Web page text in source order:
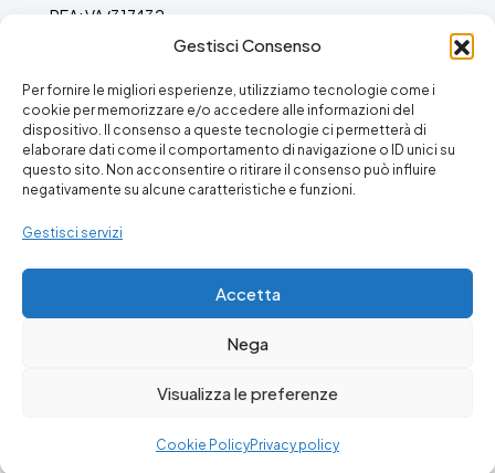
Gestisci Consenso
Per fornire le migliori esperienze, utilizziamo tecnologie come i
cookie per memorizzare e/o accedere alle informazioni del
dispositivo. Il consenso a queste tecnologie ci permetterà di
elaborare dati come il comportamento di navigazione o ID unici su
questo sito. Non acconsentire o ritirare il consenso può influire
negativamente su alcune caratteristiche e funzioni.
Gestisci servizi
Accetta
Nega
Visualizza le preferenze
Cookie PolicyPrivacy policy
REA: VA/317432
Facebook Instagram
© 2024 - Puntocasa Viggiù
Mario Magnani